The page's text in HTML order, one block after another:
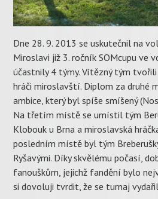
Dne 28. 9. 2013 se uskutečnil na
Miroslavi již 3. ročník SOMcupu ve
účastnily 4 týmy. Vítězný tým tvořili
hráči miroslavští. Diplom za druhé
ambice, který byl spíše smíšený
Na třetím místě se umístil tým
Klobouk u Brna a miroslavská
posledním místě byl tým
Ryšavými. Díky skvělému počasí,
fanouškům, jejichž fandění bylo
si dovoluji tvrdit, že se turnaj